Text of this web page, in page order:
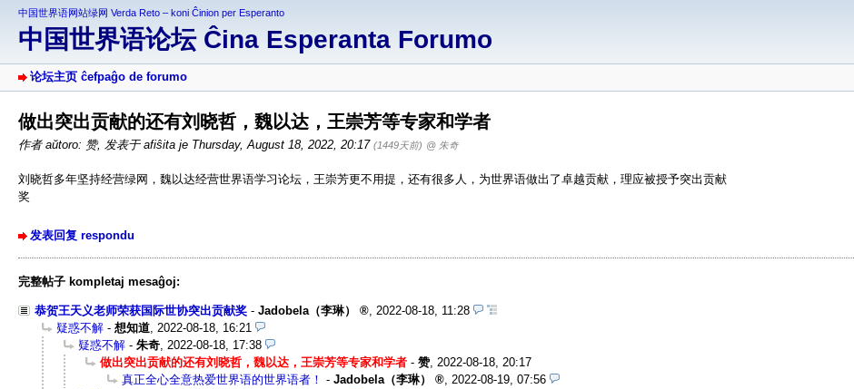
中国世界语网站绿网 Verda Reto – koni Ĉinion per Esperanto
中国世界语论坛 Ĉina Esperanta Forumo
论坛主页 ĉefpaĝo de forumo
做出突出贡献的还有刘晓哲，魏以达，王崇芳等专家和学者
作者 aŭtoro: 赞, 发表于 afiŝita je Thursday, August 18, 2022, 20:17 (1449天前) @ 朱奇
刘晓哲多年坚持经营绿网，魏以达经营世界语学习论坛，王崇芳更不用提，还有很多人，为世界语做出了卓越贡献，理应被授予突出贡献
奖
发表回复 respondu
完整帖子 kompletaj mesaĝoj:
恭贺王天义老师荣获国际世协突出贡献奖 - Jadobela（李琳） , 2022-08-18, 11:28
疑惑不解 - 想知道, 2022-08-18, 16:21
疑惑不解 - 朱奇, 2022-08-18, 17:38
做出突出贡献的还有刘晓哲，魏以达，王崇芳等专家和学者 - 赞, 2022-08-18, 20:17
真正全心全意热爱世界语的世界语者！ - Jadobela（李琳） , 2022-08-19, 07:56